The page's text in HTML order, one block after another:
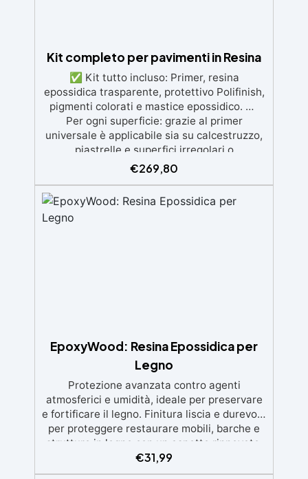
Kit completo per pavimenti in Resina
✅ Kit tutto incluso: Primer, resina
epossidica trasparente, protettivo Polifinish,
pigmenti colorati e mastice epossidico. ✅
Per ogni superficie: grazie al primer
universale è applicabile sia su calcestruzzo,
piastrelle e superfici irregolari o
danneggiate. ✅ Facile da applicare: Video
Guida completa inclusa, 3 semplici passaggi,
finitura protettiva antigraffio. ✅ Risultati
professionali: Sistema autolivellante,
€269,80
EpoxyWood: Resina Epossidica per
Legno
Protezione avanzata contro agenti
atmosferici e umidità, ideale per preservare
e fortificare il legno. Finitura liscia e durevole
per proteggere restaurare mobili, barche e
strutture in legno con un aspetto rinnovato.
Stabilizzazione del legno senza bolle d’aria,
perfetta per riprisitini e riparazioni durevoli
€31,99